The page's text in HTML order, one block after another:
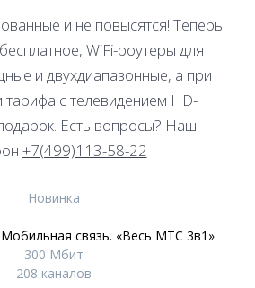
и не повысятся! Теперь
WiFi-роутеры для
и двухдиапазонные, а при
с телевидением HD-
Есть вопросы? Наш
+7(499)113-58-22
Новинка
связь. «Весь МТС 3в1»
300 Мбит
208 каналов